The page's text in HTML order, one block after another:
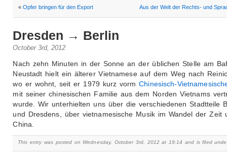
«Opfer bringen für den Export Aus der Welt der Rechts- und
Dresden → Berlin
October 3rd, 2012
Nach zehn Minuten in der Sonne an der üblichen Stelle am
Neustadt hielt ein älterer Vietnamese auf dem Weg nach
wo er wohnt, seit er 1979 kurz vormChinesisch-
mit seiner chinesischen Familie aus dem Norden Vietnams
wurde. Wir unterhielten uns über die verschiedenen Stadtteile
und Dresdens, über vietnamesische Musik im Wandel der Zeit
China.
This entry was posted on Wednesday, October 3rd, 2012 at 19:14 and is filed